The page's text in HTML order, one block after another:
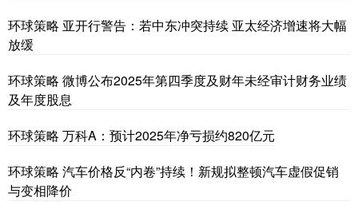
环球策略 亚开行警告：若中东冲突持续 亚太经济增速将大幅
放缓
环球策略 微博公布2025年第四季度及财年未经审计财务业绩
及年度股息
环球策略 万科A：预计2025年净亏损约820亿元
环球策略 汽车价格反“内卷”持续！新规拟整顿汽车虚假促销
与变相降价